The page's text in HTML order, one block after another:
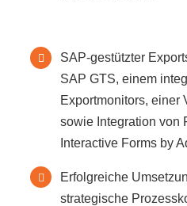
SAP-gestützter
SAP GTS, einem
Exportmonitors, einer
sowie Integration von
Interactive Forms by
Erfolgreiche
strategische